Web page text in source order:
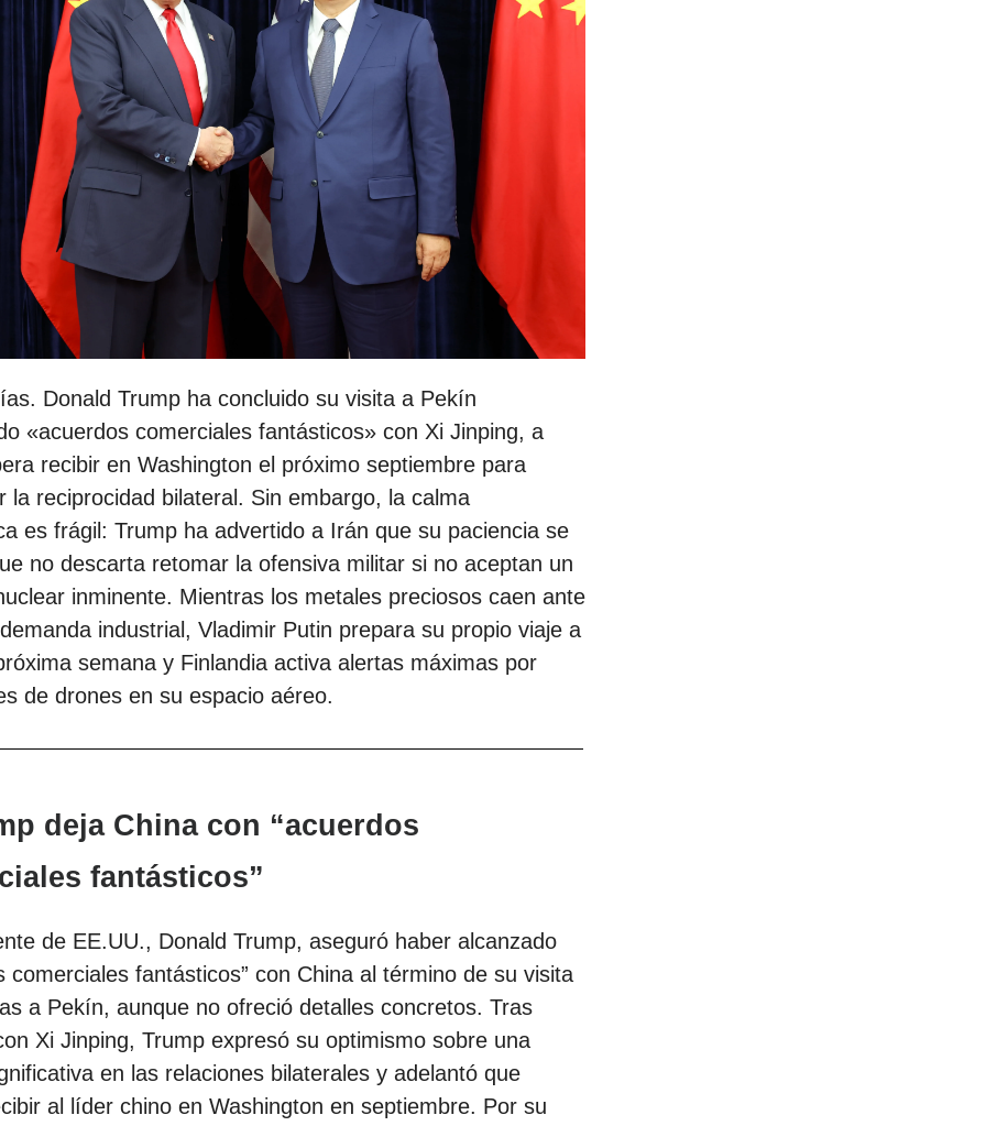
Donald Trump ha concluido su visita a Pekín
«acuerdos comerciales fantásticos» con Xi Jinping, a
recibir en Washington el próximo septiembre para
la reciprocidad bilateral. Sin embargo, la calma
es frágil: Trump ha advertido a Irán que su paciencia se
no descarta retomar la ofensiva militar si no aceptan un
inminente. Mientras los metales preciosos caen ante
industrial, Vladimir Putin prepara su propio viaje a
semana y Finlandia activa alertas máximas por
de drones en su espacio aéreo.
deja China con “acuerdos
fantásticos”
de EE.UU., Donald Trump, aseguró haber alcanzado
comerciales fantásticos” con China al término de su visita
a Pekín, aunque no ofreció detalles concretos. Tras
Xi Jinping, Trump expresó su optimismo sobre una
en las relaciones bilaterales y adelantó que
al líder chino en Washington en septiembre. Por su